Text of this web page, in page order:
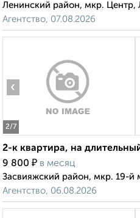
Ленинский район, мкр. Центр,
Агентство, 07.08.2026
2/7
‹
2-к квартира, на
9 800 ₽ в месяц
Засвияжский район, мкр. 19-
Агентство, 06.08.2026